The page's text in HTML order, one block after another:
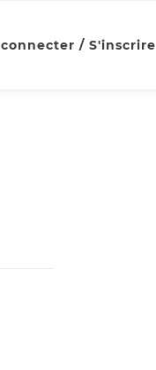
connecter / S'inscrire